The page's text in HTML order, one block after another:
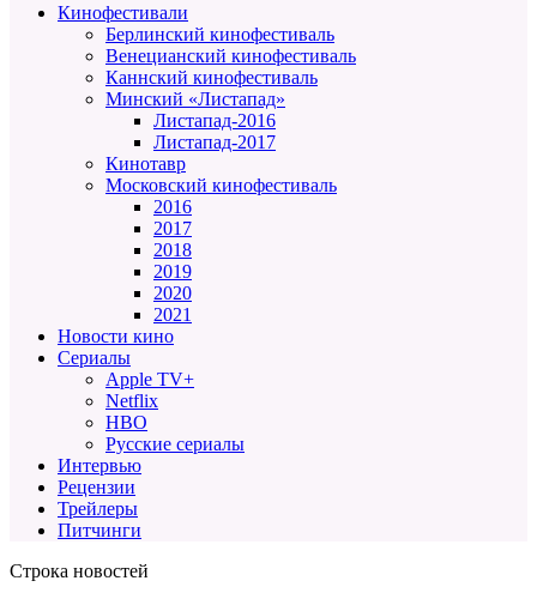
Кинофестивали
Берлинский кинофестиваль
Венецианский кинофестиваль
Каннский кинофестиваль
Минский «Листапад»
Листапад-2016
Листапад-2017
Кинотавр
Московский кинофестиваль
2016
2017
2018
2019
2020
2021
Новости кино
Сериалы
Apple TV+
Netflix
HBO
Русские сериалы
Интервью
Рецензии
Трейлеры
Питчинги
Строка новостей